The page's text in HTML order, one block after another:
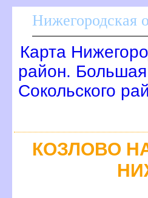
Нижегородская
Карта
район.
Сокольского
КОЗЛОВО